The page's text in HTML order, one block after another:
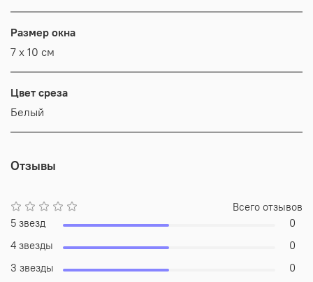
Размер окна
7 х 10 см
Цвет среза
Белый
Отзывы
Всего отзывов
5 звезд
0
4 звезды
0
3 звезды
0